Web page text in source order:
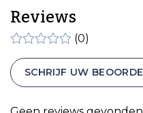
Reviews
(0)
SCHRIJF UW